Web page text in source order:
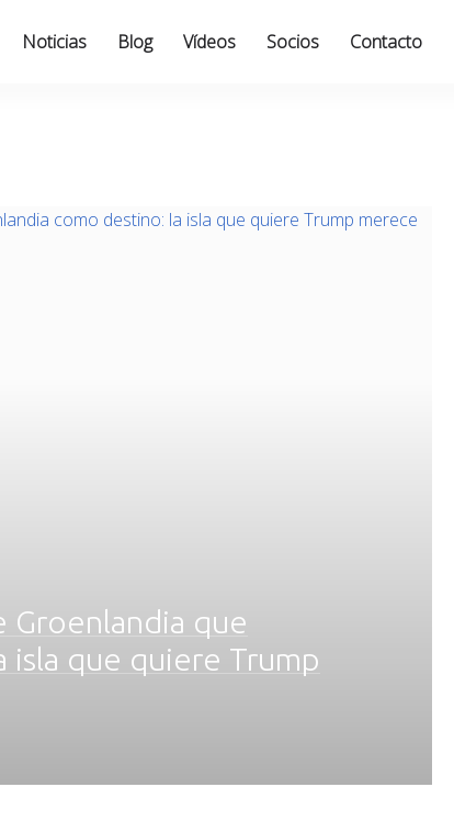
Noticias Blog Vídeos Socios Contacto
Groenlandia que
isla que quiere Trump